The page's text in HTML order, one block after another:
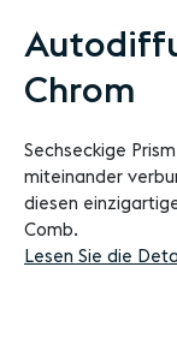
Zum
Anfang
der
springen
Chrom
Sechseckige
miteinander
diesen
Comb.
Lesen Sie die